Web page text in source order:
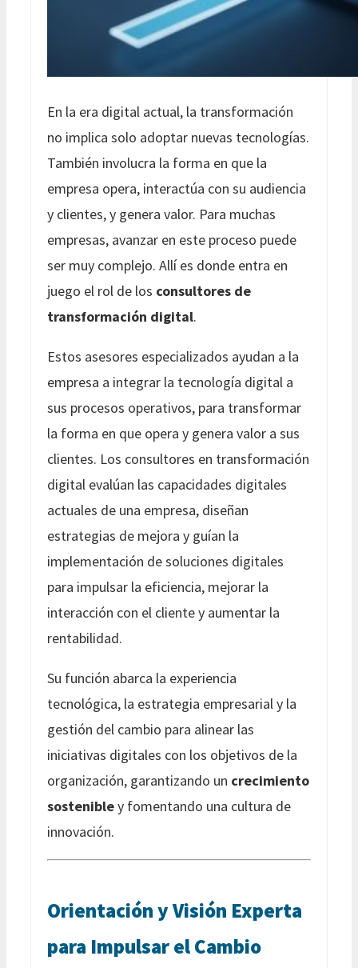
En la era digital actual, la transformación
no implica solo adoptar nuevas tecnologías.
También involucra la forma en que la
empresa opera, interactúa con su audiencia
y clientes, y genera valor. Para muchas
empresas, avanzar en este proceso puede
ser muy complejo. Allí es donde entra en
juego el rol de los consultores de
transformación digital.
Estos asesores especializados ayudan a la
empresa a integrar la tecnología digital a
sus procesos operativos, para transformar
la forma en que opera y genera valor a sus
clientes. Los consultores en transformación
digital evalúan las capacidades digitales
actuales de una empresa, diseñan
estrategias de mejora y guían la
implementación de soluciones digitales
para impulsar la eficiencia, mejorar la
interacción con el cliente y aumentar la
rentabilidad.
Su función abarca la experiencia
tecnológica, la estrategia empresarial y la
gestión del cambio para alinear las
iniciativas digitales con los objetivos de la
organización, garantizando un crecimiento
sostenibley fomentando una cultura de
innovación.
Orientación y Visión Experta
para Impulsar el Cambio